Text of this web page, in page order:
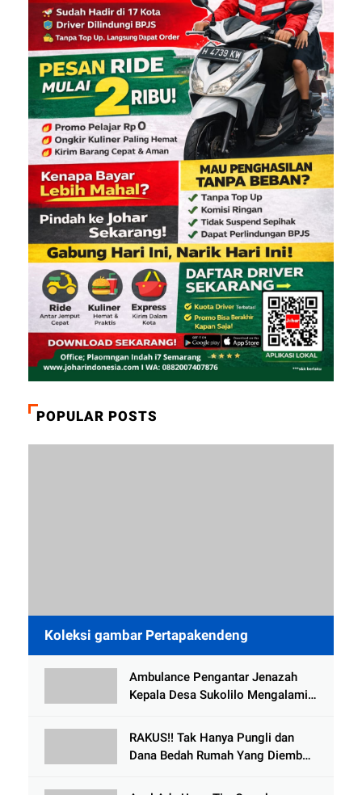
POPULAR POSTS
Koleksi gambar Pertapakendeng
Ambulance Pengantar Jenazah
Kepala Desa Sukolilo Mengalami
Meninggal Dunia
RAKUS!! Tak Hanya Pungli dan
Dana Bedah Rumah Yang Diembat,
Tlogowungu, di Duga